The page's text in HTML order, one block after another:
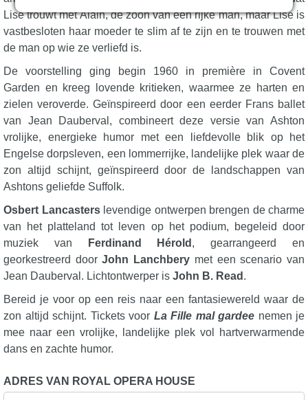
Lise trouwt met Alain, de zoon van een rijke man, maar Lise is
vastbesloten haar moeder te slim af te zijn en te trouwen met
de man op wie ze verliefd is.
De voorstelling ging begin 1960 in première in Covent
Garden en kreeg lovende kritieken, waarmee ze harten en
zielen veroverde. Geïnspireerd door een eerder Frans ballet
van Jean Dauberval, combineert deze versie van Ashton
vrolijke, energieke humor met een liefdevolle blik op het
Engelse dorpsleven, een lommerrijke, landelijke plek waar de
zon altijd schijnt, geïnspireerd door de landschappen van
Ashtons geliefde Suffolk.
Osbert Lancasterslevendige ontwerpen brengen de charme
van het platteland tot leven op het podium, begeleid door
muziek van
Ferdinand Hérold , gearrangeerd en
georkestreerd doorJohn Lanchbery met een scenario van
Jean Dauberval. Lichtontwerper is John B. Read .
Bereid je voor op een reis naar een fantasiewereld waar de
zon altijd schijnt. Tickets voor La Fille mal gardee nemen je
mee naar een vrolijke, landelijke plek vol hartverwarmende
dans en zachte humor.
ADRES VAN ROYAL OPERA HOUSE